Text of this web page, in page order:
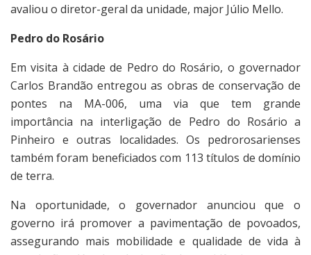
avaliou o diretor-geral da unidade, major Júlio Mello.
Pedro do Rosário
Em visita à cidade de Pedro do Rosário, o governador
Carlos Brandão entregou as obras de conservação de
pontes na MA-006, uma via que tem grande
importância na interligação de Pedro do Rosário a
Pinheiro e outras localidades. Os pedrorosarienses
também foram beneficiados com 113 títulos de domínio
de terra.
Na oportunidade, o governador anunciou que o
governo irá promover a pavimentação de povoados,
assegurando mais mobilidade e qualidade de vida à